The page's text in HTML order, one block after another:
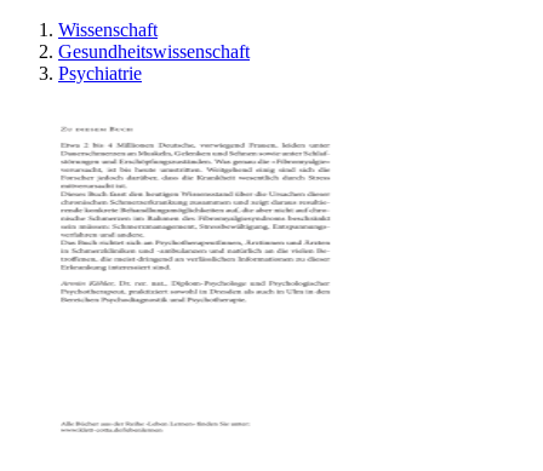
Wissenschaft
Gesundheitswissenschaft
Psychiatrie